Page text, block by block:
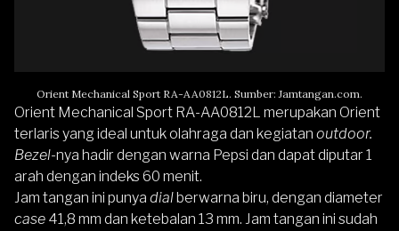
Orient Mechanical Sport RA-AA0812L. Sumber: Jamtangan.com.
Orient Mechanical Sport RA-AA0812L merupakan Orient
terlaris yang ideal untuk olahraga dan kegiatan outdoor.
Bezel-nya hadir dengan warna Pepsi dan dapat diputar 1
arah dengan indeks 60 menit.
Jam tangan ini punya dialberwarna biru, dengan diameter
case 41,8 mm dan ketebalan 13 mm. Jam tangan ini sudah